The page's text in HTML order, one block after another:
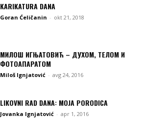
KARIKATURA DANA
Goran Ćeličanin - okt 21, 2018
МИЛОШ ИГЊАТОВИЋ – ДУХОМ, ТЕЛОМ И
ФОТОАПАРАТОМ
Miloš Ignjatović - avg 24, 2016
LIKOVNI RAD DANA: MOJA PORODICA
Jovanka Ignjatović - apr 1, 2016